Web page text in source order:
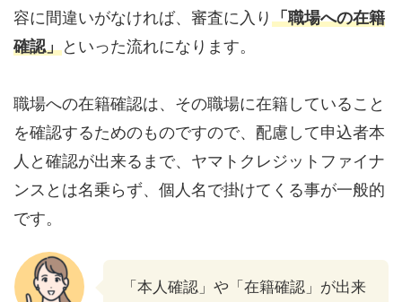
容に間違いがなければ、審査に入り「職場への在籍
確認」といった流れになります。
職場への在籍確認は、その職場に在籍していること
を確認するためのものですので、配慮して申込者本
人と確認が出来るまで、ヤマトクレジットファイナ
ンスとは名乗らず、個人名で掛けてくる事が一般的
です。
「本人確認」や「在籍確認」が出来